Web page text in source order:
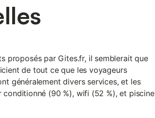
proposés par Gites.fr, il semblerait que
de tout ce que les voyageurs
généralement divers services, et les
conditionné (90 %), wifi (52 %), et piscine